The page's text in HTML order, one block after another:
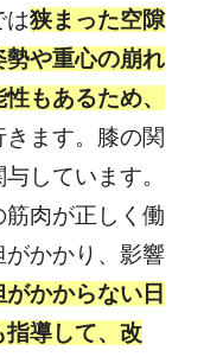
は狭まった空隙
勢や重心の崩れ
もあるため、
きます。膝の関
しています。
肉が正しく働
かかり、影響
がかからない日
導して、改